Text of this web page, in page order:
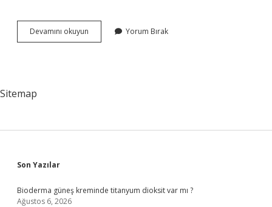
Devamını okuyun
Iyi
Yorum Bırak
Sitemap
Sidebar
Son Yazılar
Bioderma güneş kreminde titanyum dioksit var mı ?
Ağustos 6, 2026